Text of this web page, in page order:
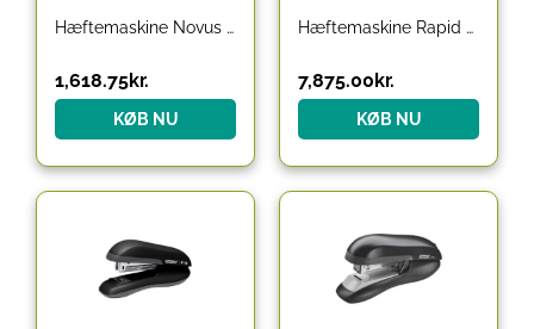
Hæftemaskine Novus B56 re+new t/200ark sort 23/8-2
1,618.75kr.
KØB NU
Hæftemaskine Rapid 5050e* hvid, m/sort front t/kla
7,875.00kr.
KØB NU